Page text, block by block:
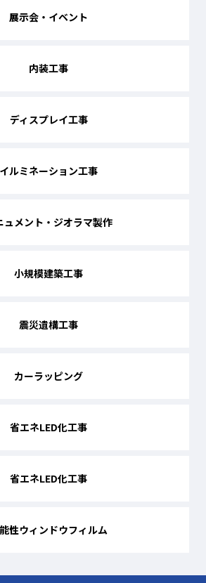
展示会・イベント
内装工事
ディスプレイ工事
イルミネーション工事
ュメント・ジオラマ製作
小規模建築工事
震災遺構工事
カーラッピング
省エネLED化工事
省エネLED化工事
性ウィンドウフィルム